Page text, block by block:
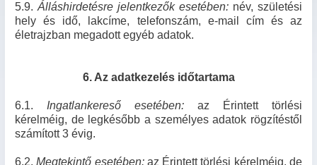
5.9. Álláshirdetésre jelentkezők esetében: név, születési
hely és idő, lakcíme, telefonszám, e-mail cím és az
életrajzban megadott egyéb adatok.
6. Az adatkezelés időtartama
6.1. Ingatlankereső esetében: az Érintett törlési
kérelméig, de legkésőbb a személyes adatok rögzítéstől
számított 3 évig.
6.2.Megtekintő esetében:az Érintett törlési kérelméig, de